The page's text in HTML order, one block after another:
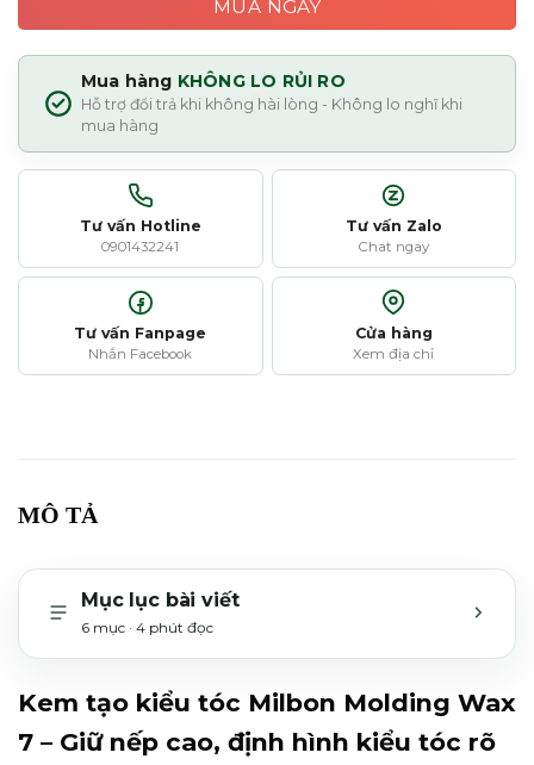
MUA NGAY
Mua hàng KHÔNG LO RỦI RO
Hỗ trợ đổi trả khi không hài lòng - Không lo nghĩ khi
mua hàng
Tư vấn Hotline
0901432241
Tư vấn Zalo
Chat ngay
Tư vấn Fanpage
Nhắn Facebook
Cửa hàng
Xem địa chỉ
MÔ TẢ
Mục lục bài viết
6 mục · 4 phút đọc
Kem tạo kiểu tóc Milbon Molding Wax
7 – Giữ nếp cao, định hình kiểu tóc rõ